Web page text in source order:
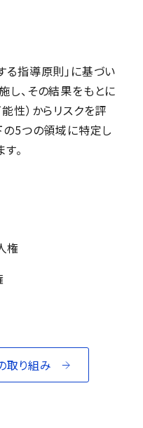
る指導原則」に基づい
し、その結果をもとに
性）からリスクを評
5つの領域に特定し
。
権
取り組み